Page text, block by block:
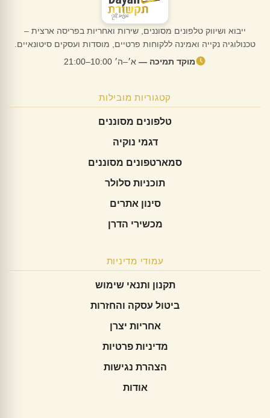
ייבוא ושיווק טלפונים מסוננים, שירות ואחריות בפריסה ארצית –
טכנולוגיה נקייה ואמינה ללקוחות פרטיים, מוסדות ועסקים סיטונאיים.
מוקד תמיכה — א׳–ה׳ 10:00–21:00
קטגוריות מובילות
טלפונים מסוננים
דגמי נוקיה
סמארטפונים מסוננים
תוכניות סלולר
סינון אתרים
מכשירי הדרן
עמודי מדיניות
תקנון ותנאי שימוש
ביטול עסקה והחזרות
אחריות יצרן
מדיניות פרטיות
הצהרת נגישות
אודות